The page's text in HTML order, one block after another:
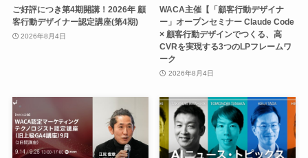
ご好評につき第4期開講！2026年 顧
客行動デザイナー認定講座(第4期)
2026年8月4日
WACA主催【「顧客行動デザイナ
ー」オープンセミナー Claude Code
× 顧客行動デザインでつくる、高
CVRを実現する3つのLPフレームワ
ーク
2026年8月4日